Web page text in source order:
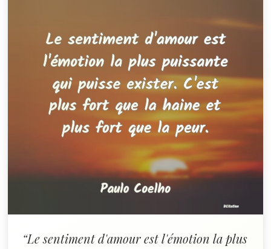
“Le sentiment d'amour est l'émotion la plus